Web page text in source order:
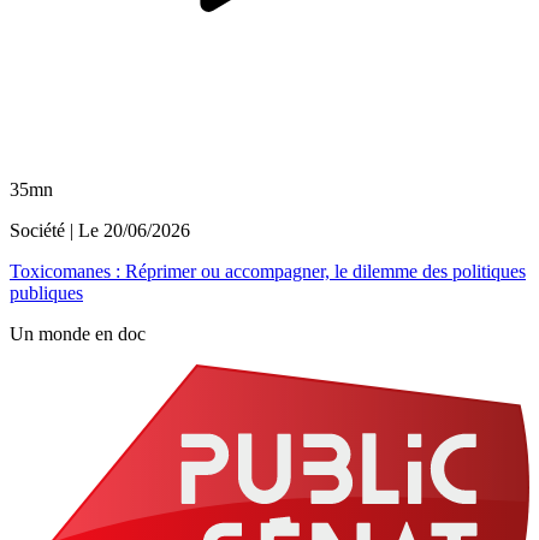
35mn
Société | Le 20/06/2026
Toxicomanes : Réprimer ou accompagner, le dilemme des politiques
publiques
Un monde en doc